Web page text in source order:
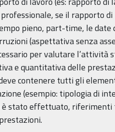
se il rapporto
pieno, part-time, le date
(aspettativa senza
per valutare l’attività
e quantitativa delle
contenere tutti gli
(esempio: tipologia di
stato effettuato, riferimenti